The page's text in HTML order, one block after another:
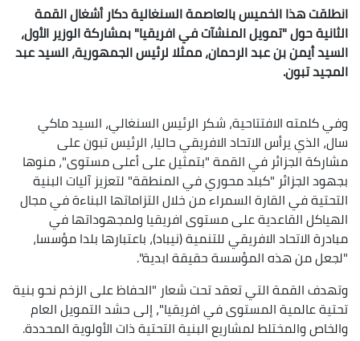
انطلقت هذا الخميس بالعاصمة السنغالية دكار أشغال القمة
الثانية حول "تمويل المنشآت في افريقيا" بمشاركة الوزير الأول،
السيد أيمن بن عبد الرحمان، ممثلا لرئيس الجمهورية، السيد عبد
المجيد تبون.
وفي كلمته الافتتاحية، شكر الرئيس السنغالي، السيد ماكي
سال، الذي يرأس الاتحاد الافريقي حاليا، الرئيس تبون على
مشاركة الجزائر في القمة "بتمثيل على أعلى مستوى"، منوها
بجهود الجزائر "كبلد محوري في المنطقة" لتعزيز آليات البنية
التحتية في القارة السمراء من خلال التزاماتها البناءة في مجال
الهياكل القاعدية على مستوى افريقيا ولمجهوداتها في
مبادرة الاتحاد الافريقي للتنمية (نيباد)، باعتبارها بلدا مؤسسا،
"لجعل من هذه المؤسسة حقيقة ابدية".
وتهدف القمة التي تعقد تحت شعار "الحفاظ على الزخم نحو بنية
تحتية عالمية المستوى في افريقيا"، إلى حشد التمويل العام
والخاص والمختلط لمشاريع البنية التحتية ذات الأولوية المحددة.